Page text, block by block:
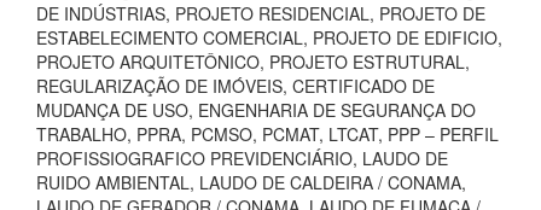
DE INDÚSTRIAS, PROJETO RESIDENCIAL, PROJETO DE
ESTABELECIMENTO COMERCIAL, PROJETO DE EDIFICIO,
PROJETO ARQUITETÔNICO, PROJETO ESTRUTURAL,
REGULARIZAÇÃO DE IMÓVEIS, CERTIFICADO DE
MUDANÇA DE USO, ENGENHARIA DE SEGURANÇA DO
TRABALHO, PPRA, PCMSO, PCMAT, LTCAT, PPP – PERFIL
PROFISSIOGRAFICO PREVIDENCIÁRIO, LAUDO DE
RUIDO AMBIENTAL, LAUDO DE CALDEIRA / CONAMA,